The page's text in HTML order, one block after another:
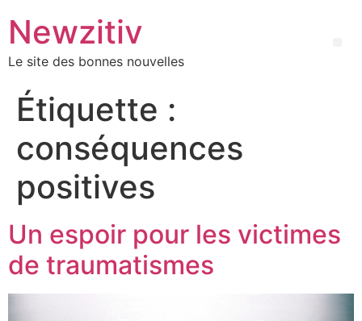
Newzitiv
Le site des bonnes nouvelles
Étiquette :
conséquences
positives
Un espoir pour les victimes
de traumatismes